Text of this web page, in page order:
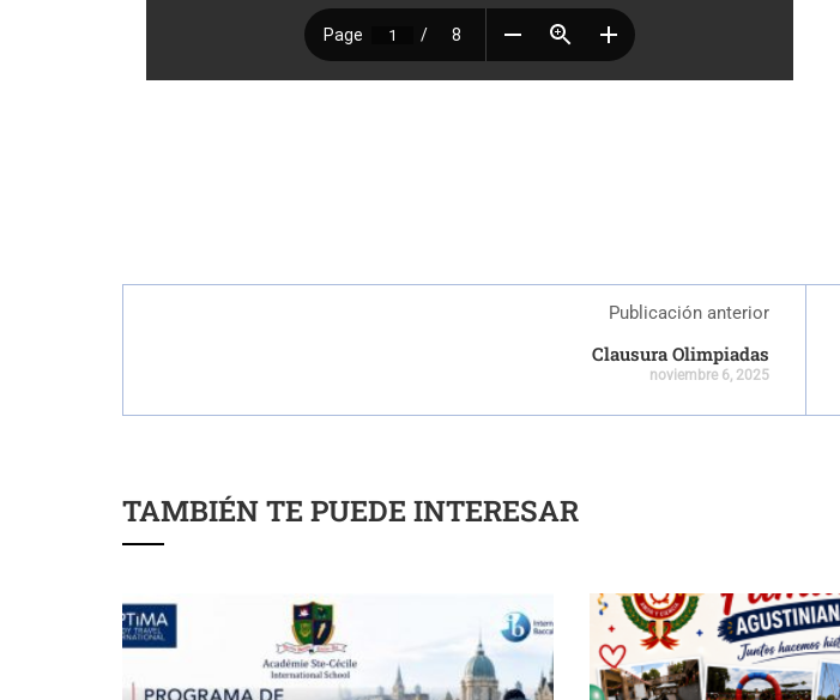
Publicación anterior
Clausura Olimpiadas
noviembre 6, 2025
TAMBIÉN TE PUEDE INTERESAR